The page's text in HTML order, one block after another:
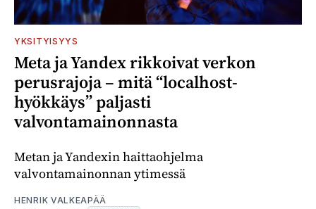
YKSITYISYYS
Meta ja Yandex rikkoivat verkon
perusrajoja – mitä “localhost-
hyökkäys” paljasti
valvontamainonnasta
Metan ja Yandexin haittaohjelma
valvontamainonnan ytimessä
HENRIK VALKEAPÄÄ